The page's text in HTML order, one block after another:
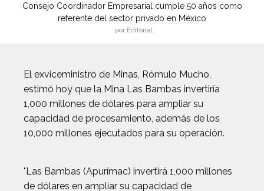
Consejo Coordinador Empresarial cumple 50 años como
referente del sector privado en México
por Editorial
El exviceministro de Minas, Rómulo Mucho,
estimó hoy que la Mina Las Bambas invertiría
1,000 millones de dólares para ampliar su
capacidad de procesamiento, además de los
10,000 millones ejecutados para su operación.
"Las Bambas (Apurímac) invertirá 1,000 millones
de dólares en ampliar su capacidad de